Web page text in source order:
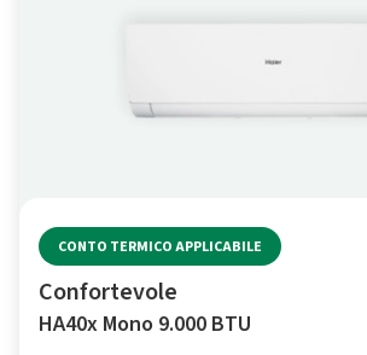
CONTO TERMICO APPLICABILE
Confortevole
HA40x Mono 9.000 BTU